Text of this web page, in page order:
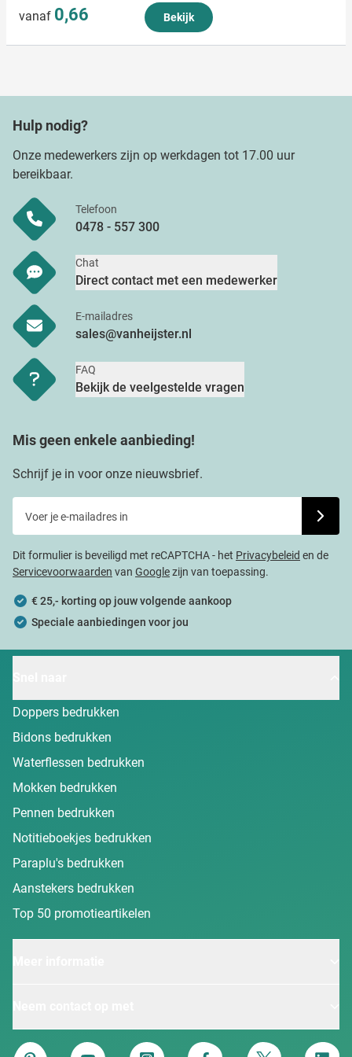
informatie die u aan ze heeft verstrekt of die ze hebben
verzameld op basis van uw gebruik van hun services.
vanaf 0,66 Bekijk
Hulp nodig?
Onze medewerkers zijn op werkdagen tot 17.00 uur
bereikbaar.
Telefoon
0478 - 557 300
Chat
Direct contact met een medewerker
E-mailadres
sales@vanheijster.nl
FAQ
Bekijk de veelgestelde vragen
Mis geen enkele aanbieding!
Schrijf je in voor onze nieuwsbrief.
Dit formulier is beveiligd met reCAPTCHA - het Privacybeleid en de
Servicevoorwaarden van Googlezijn van toepassing.
€ 25,- korting op jouw volgende aankoop
Speciale aanbiedingen voor jou
Doppers bedrukken
Bidons bedrukken
Waterflessen bedrukken
Mokken bedrukken
Pennen bedrukken
Notitieboekjes bedrukken
Paraplu's bedrukken
Aanstekers bedrukken
Top 50 promotieartikelen
Van Heijster